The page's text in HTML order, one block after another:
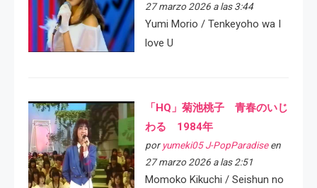
27 marzo 2026 a las 3:44
Yumi Morio / Tenkeyoho wa I
love U
「HQ」菊池桃子 青春のいじ
わる 1984年
por yumeki05 J-PopParadiseen
27 marzo 2026 a las 2:51
Momoko Kikuchi / Seishun no